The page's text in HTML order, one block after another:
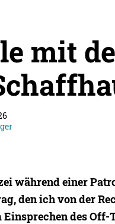
mit
während einer
den ich von der
des Off-